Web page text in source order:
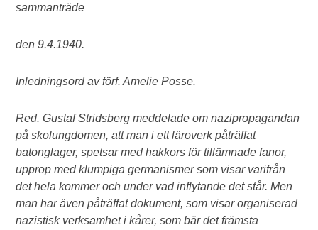
sammanträde
den 9.4.1940.
Inledningsord av förf. Amelie Posse.
Red. Gustaf Stridsberg meddelade om nazipropagandan
på skolungdomen, att man i ett läroverk påträffat
batonglager, spetsar med hakkors för tillämnade fanor,
upprop med klumpiga germanismer som visar varifrån
det hela kommer och under vad inflytande det står. Men
man har även påträffat dokument, som visar organiserad
nazistisk verksamhet i kårer, som bär det främsta